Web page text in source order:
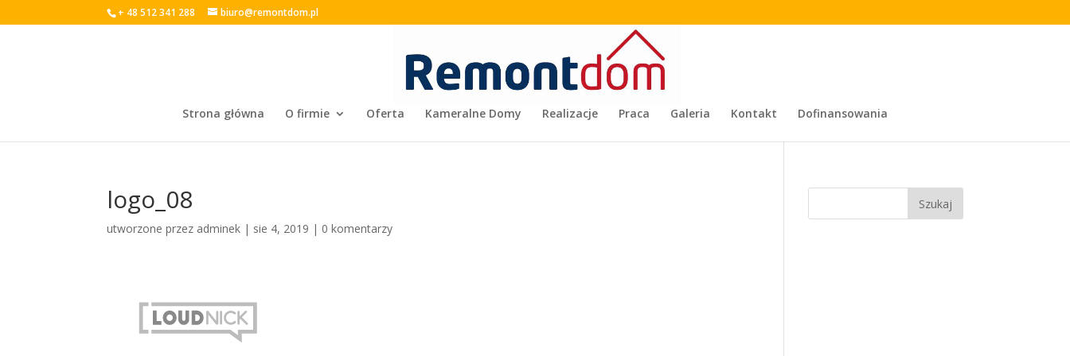
+ 48 512 341 288 biuro@remontdom.pl
Strona główna O firmie Oferta Kameralne Domy Realizacje Praca Galeria Kontakt Dofinansowania
logo_08
utworzone przez adminek | sie 4, 2019 | 0 komentarzy